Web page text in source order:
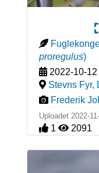
proregulus)
2022-10-12
Stevns Fyr,
Frederik
Uploadet 2022-
1 2091